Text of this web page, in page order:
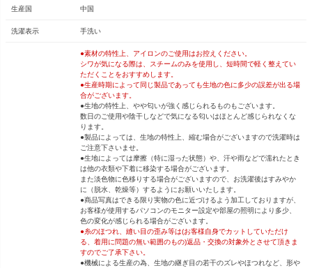
生産国 中国
洗濯表示 手洗い
●素材の特性上、アイロンのご使用はお控えください。
シワが気になる際は、スチームのみを使用し、短時間で軽く整えてい
ただくことをおすすめします。
●生産時期によって同じ製品であっても生地の色に多少の誤差が出る場
合がございます。
●生地の特性上、やや匂いが強く感じられるものもございます。
数日のご使用や陰干しなどで気になる匂いはほとんど感じられなくな
ります。
●製品によっては、生地の特性上、縮む場合がございますので洗濯時は
ご注意下さいませ。
●生地によっては摩擦（特に湿った状態）や、汗や雨などで濡れたとき
は他の衣類や下着に移染する場合がございます。
また淡色物に色移りする場合がございますので、お洗濯後はすみやか
に（脱水、乾燥等）するようにお願いいたします。
●商品写真はできる限り実物の色に近づけるよう加工しておりますが、
お客様が使用するパソコンのモニター設定や部屋の照明により多少、
色の変化が感じられる場合がございます。
●糸のほつれ、縫い目の歪み等は(お客様自身でカットしていただけ
る、着用に問題の無い範囲のもの)返品・交換の対象外とさせて頂きま
すのでご了承下さい。
●機械による生産の為、生地の継ぎ目の若干のズレやほつれなど、形や